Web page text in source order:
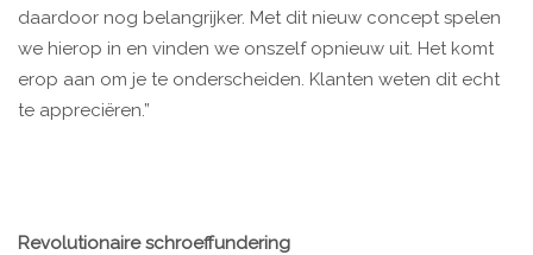
daardoor nog belangrijker. Met dit nieuw concept spelen
we hierop in en vinden we onszelf opnieuw uit. Het komt
erop aan om je te onderscheiden. Klanten weten dit echt
te appreciëren.”
Revolutionaire schroeffundering